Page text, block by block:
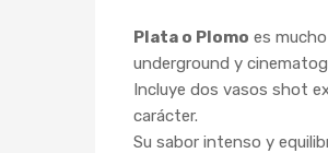
Plata o Plomo es
underground y
Incluye dos vasos shot
carácter.
Su sabor intenso y